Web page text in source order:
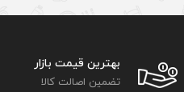
بهترین قیمت بازار
تضمین اصالت کالا